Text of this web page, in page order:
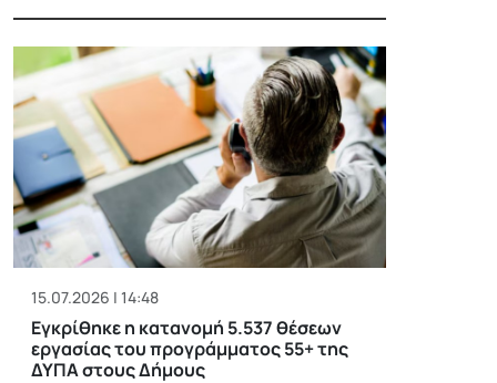
15.07.2026 | 14:48
Εγκρίθηκε η κατανομή 5.537 θέσεων
εργασίας του προγράμματος 55+ της
ΔΥΠΑ στους Δήμους